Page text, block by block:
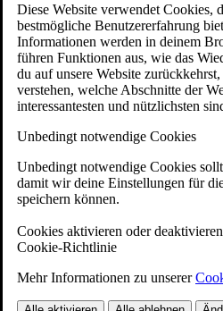
Diese Website verwendet Cookies,
bestmögliche Benutzererfahrung
Informationen werden in deinem
führen Funktionen aus, wie das
du auf unsere Website
verstehen, welche Abschnitte der
interessantesten und nützlichsten
Unbedingt notwendige Cookies
Unbedingt notwendige Cookies
damit wir deine Einstellungen für
speichern können.
Cookies aktivieren oder deaktivieren
Cookie-Richtlinie
Mehr Informationen zu unserer